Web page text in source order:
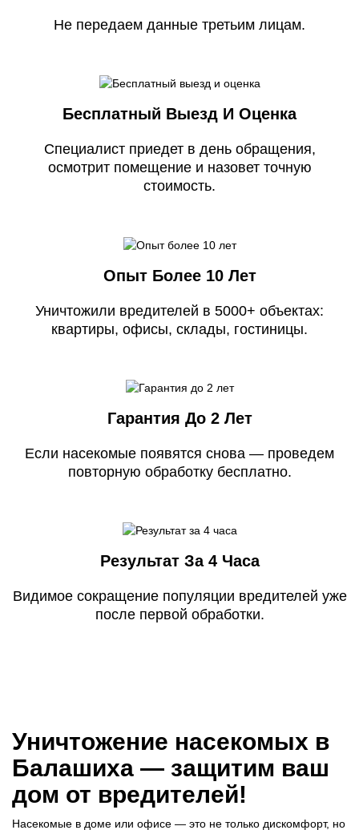
Не передаем данные третьим лицам.
Бесплатный Выезд И Оценка
Специалист приедет в день обращения,
осмотрит помещение и назовет точную
стоимость.
Опыт Более 10 Лет
Уничтожили вредителей в 5000+ объектах:
квартиры, офисы, склады, гостиницы.
Гарантия До 2 Лет
Если насекомые появятся снова — проведем
повторную обработку бесплатно.
Результат За 4 Часа
Видимое сокращение популяции вредителей уже
после первой обработки.
Уничтожение насекомых в
Балашиха — защитим ваш
дом от вредителей!
Насекомые в доме или офисе — это не только дискомфорт, но